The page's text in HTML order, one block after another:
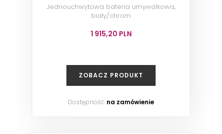
Jednouchwytowa bateria umywalkowa,
biały/chrom
1 915,20 PLN
ZOBACZ PRODUKT
Dostępność: na zamówienie